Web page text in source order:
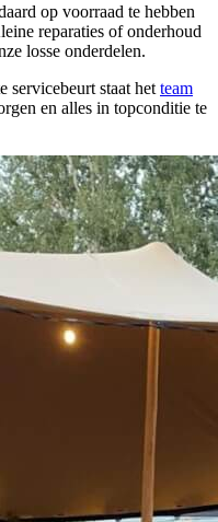
op voorraad te hebben
reparaties of onderhoud
losse onderdelen.
servicebeurt staat het team
en alles in topconditie te